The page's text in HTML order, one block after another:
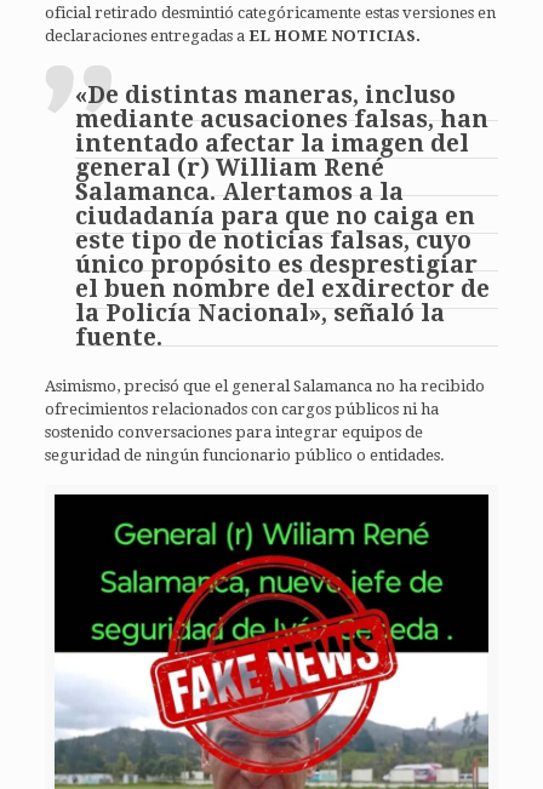
oficial retirado desmintió categóricamente estas versiones en
declaraciones entregadas aEL HOME NOTICIAS.
«De distintas maneras, incluso
mediante acusaciones falsas, han
intentado afectar la imagen del
general (r) William René
Salamanca. Alertamos a la
ciudadanía para que no caiga en
este tipo de noticias falsas, cuyo
único propósito es desprestigiar
el buen nombre del exdirector de
la Policía Nacional», señaló la
fuente.
Asimismo, precisó que el general Salamanca no ha recibido
ofrecimientos relacionados con cargos públicos ni ha
sostenido conversaciones para integrar equipos de
seguridad de ningún funcionario público o entidades.